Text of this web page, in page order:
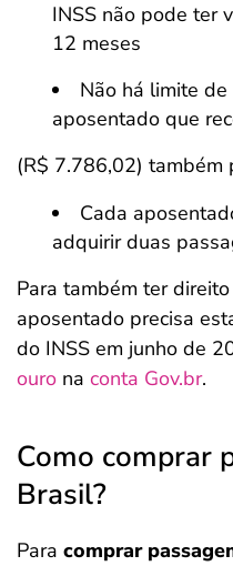
INSS não pode ter
12 meses
Não há limite
aposentado que
(R$ 7.786,02) também
Cada
adquirir duas
Para também ter
aposentado precisa
do INSS em junho de
ouro na conta Gov.br.
Como comprar
Brasil?
Para comprar